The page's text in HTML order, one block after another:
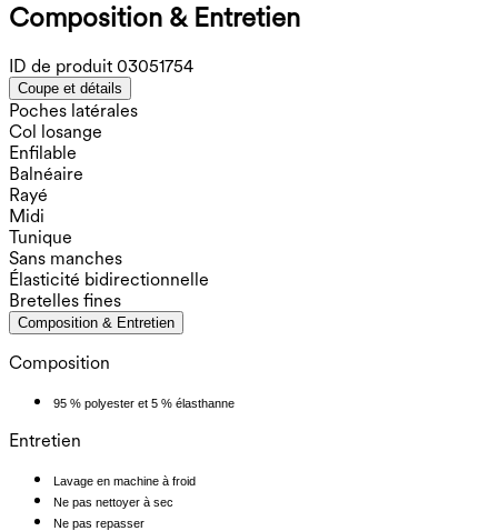
Composition & Entretien
ID de produit 03051754
Coupe et détails
Poches latérales
Col losange
Enfilable
Balnéaire
Rayé
Midi
Tunique
Sans manches
Élasticité bidirectionnelle
Bretelles fines
Composition & Entretien
Composition
95 % polyester et 5 % élasthanne
Entretien
Lavage en machine à froid
Ne pas nettoyer à sec
Ne pas repasser